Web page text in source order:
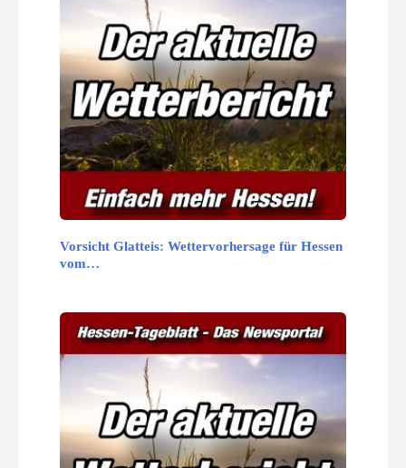
Vorsicht Glatteis: Wettervorhersage für Hessen
vom…